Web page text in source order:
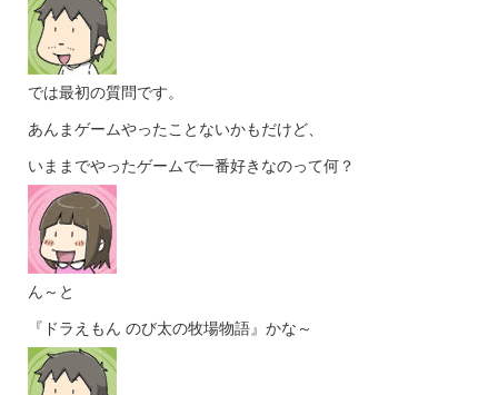
では最初の質問です。
あんまゲームやったことないかもだけど、
いままでやったゲームで一番好きなのって何？
ん～と
『ドラえもん のび太の牧場物語』かな～